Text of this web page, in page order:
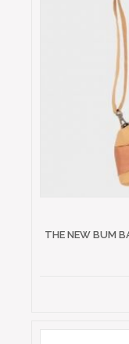
THE NEW BUM